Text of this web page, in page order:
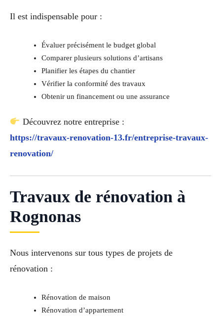
Il est indispensable pour :
Évaluer précisément le budget global
Comparer plusieurs solutions d’artisans
Planifier les étapes du chantier
Vérifier la conformité des travaux
Obtenir un financement ou une assurance
Découvrez notre entreprise :
https://travaux-renovation-13.fr/entreprise-travaux-
renovation/
Travaux de rénovation à
Rognonas
Nous intervenons sur tous types de projets de
rénovation :
Rénovation de maison
Rénovation d’appartement